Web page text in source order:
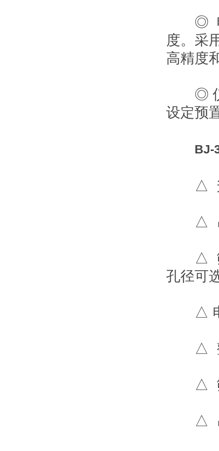
◎ 电
度。
高精度
◎ 仪器
设定预置
BJ-
△ 升
△ 吊
△ 筛
孔径可
△ 电
△ 整机
△ 筛网
△ 吊